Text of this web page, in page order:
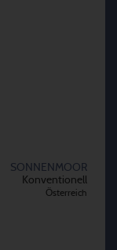
SONNENMOOR
Konventionell
Österreich